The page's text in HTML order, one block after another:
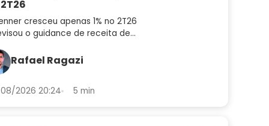
cresceu apenas 1% no 2T26
o guidance de receita de
e as perspectivas para
Rafael Ragazi
2026 20:24 5 min